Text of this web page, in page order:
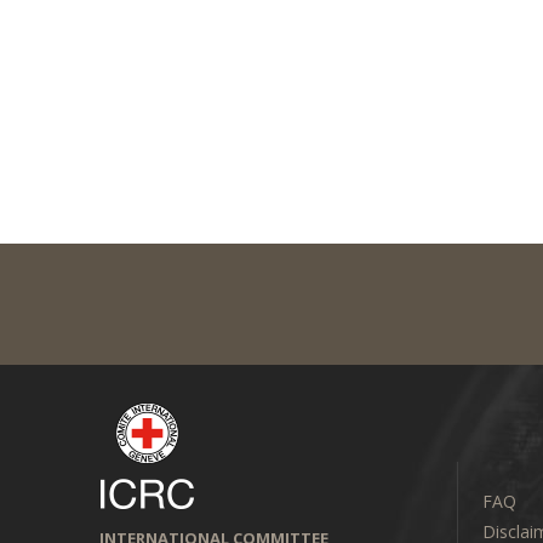
INTERNATIONAL COMMITTEE
FAQ